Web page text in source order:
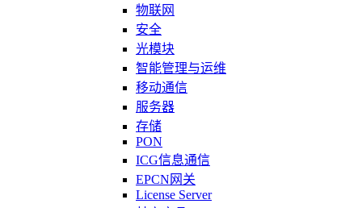
物联网
安全
光模块
智能管理与运维
移动通信
服务器
存储
PON
ICG信息通信
EPCN网关
License Server